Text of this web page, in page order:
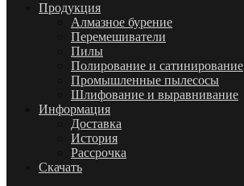
Продукция
Алмазное бурение
Перемешиватели
Пилы
Полирование и сатинирование
Промышленные пылесосы
Шлифование и выравнивание
Информация
Доставка
История
Рассрочка
Скачать